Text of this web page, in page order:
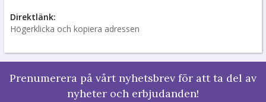
Direktlänk:
Högerklicka och kopiera adressen
Prenumerera på vårt nyhetsbrev för att ta del av
nyheter och erbjudanden!